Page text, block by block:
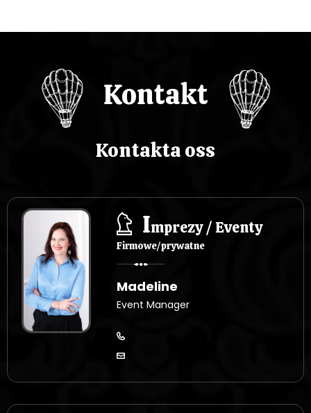
Kontakt
Kontakta oss
Imprezy / Eventy
Firmowe/prywatne
Madeline
Event Manager